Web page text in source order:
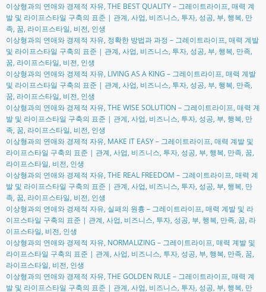
이상형과의 연애와 경제적 자유, THE BEST QUALITY – 그레이트라이프, 매력 계
발 및 라이프스타일 구축의 표준 | 관계, 사업, 비즈니스, 투자, 성공, 부, 행복, 만
족, 꿈, 라이프스타일, 비전, 인생
이상형과의 연애와 경제적 자유, 정확한 방법과 과정 – 그레이트라이프, 매력 계발
및 라이프스타일 구축의 표준 | 관계, 사업, 비즈니스, 투자, 성공, 부, 행복, 만족,
꿈, 라이프스타일, 비전, 인생
이상형과의 연애와 경제적 자유, LIVING AS A KING – 그레이트라이프, 매력 계발
및 라이프스타일 구축의 표준 | 관계, 사업, 비즈니스, 투자, 성공, 부, 행복, 만족,
꿈, 라이프스타일, 비전, 인생
이상형과의 연애와 경제적 자유, THE WISE SOLUTION – 그레이트라이프, 매력 계
발 및 라이프스타일 구축의 표준 | 관계, 사업, 비즈니스, 투자, 성공, 부, 행복, 만
족, 꿈, 라이프스타일, 비전, 인생
이상형과의 연애와 경제적 자유, MAKE IT EASY – 그레이트라이프, 매력 계발 및
라이프스타일 구축의 표준 | 관계, 사업, 비즈니스, 투자, 성공, 부, 행복, 만족, 꿈,
라이프스타일, 비전, 인생
이상형과의 연애와 경제적 자유, THE REAL FREEDOM – 그레이트라이프, 매력 계
발 및 라이프스타일 구축의 표준 | 관계, 사업, 비즈니스, 투자, 성공, 부, 행복, 만
족, 꿈, 라이프스타일, 비전, 인생
이상형과의 연애와 경제적 자유, 실패의 원흉 – 그레이트라이프, 매력 계발 및 라
이프스타일 구축의 표준 | 관계, 사업, 비즈니스, 투자, 성공, 부, 행복, 만족, 꿈, 라
이프스타일, 비전, 인생
이상형과의 연애와 경제적 자유, NORMALIZING – 그레이트라이프, 매력 계발 및
라이프스타일 구축의 표준 | 관계, 사업, 비즈니스, 투자, 성공, 부, 행복, 만족, 꿈,
라이프스타일, 비전, 인생
이상형과의 연애와 경제적 자유, THE GOLDEN RULE – 그레이트라이프, 매력 계
발 및 라이프스타일 구축의 표준 | 관계, 사업, 비즈니스, 투자, 성공, 부, 행복, 만